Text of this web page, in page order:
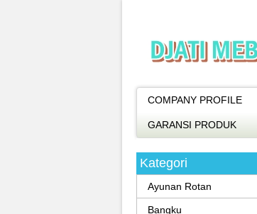
COMPANY PROFILE
GARANSI PRODUK
Kategori
Ayunan Rotan
Bangku